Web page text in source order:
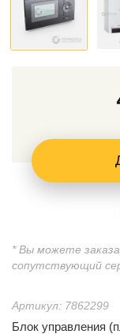
Артикул: 7862299
Блок управления
* Вы можете
сопутствующий